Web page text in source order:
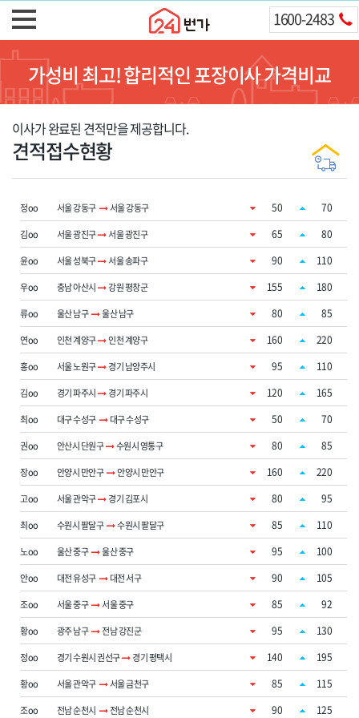
1600-2483
가성비 최고! 합리적인 포장이사 가격비교
이사가 완료된 견적만을 제공합니다.
견적접수현황
정oo 서울 강동구 서울 강동구 50 70
김oo 서울 광진구 서울 광진구 65 80
윤oo 서울 성북구 서울 송파구 90 110
우oo 충남 아산시 강원 평창군 155 180
류oo 울산 남구 울산 남구 80 85
연oo 인천 계양구 인천 계양구 160 220
홍oo 서울 노원구 경기 남양주시 95 110
김oo 경기 파주시 경기 파주시 120 165
최oo 대구 수성구 대구 수성구 50 70
권oo 안산시 단원구 수원시 영통구 80 85
장oo 안양시 만안구 안양시 만안구 160 220
고oo 서울 관악구 경기 김포시 80 95
최oo 수원시 팔달구 수원시 팔달구 85 110
노oo 울산 중구 울산 중구 95 100
안oo 대전 유성구 대전 서구 90 105
조oo 서울 중구 서울 중구 85 92
황oo 광주 남구 전남 강진군 95 130
정oo 경기 수원시 권선구 경기 평택시 140 195
황oo 서울 관악구 서울 금천구 85 115
조oo 전남 순천시 전남 순천시 90 125